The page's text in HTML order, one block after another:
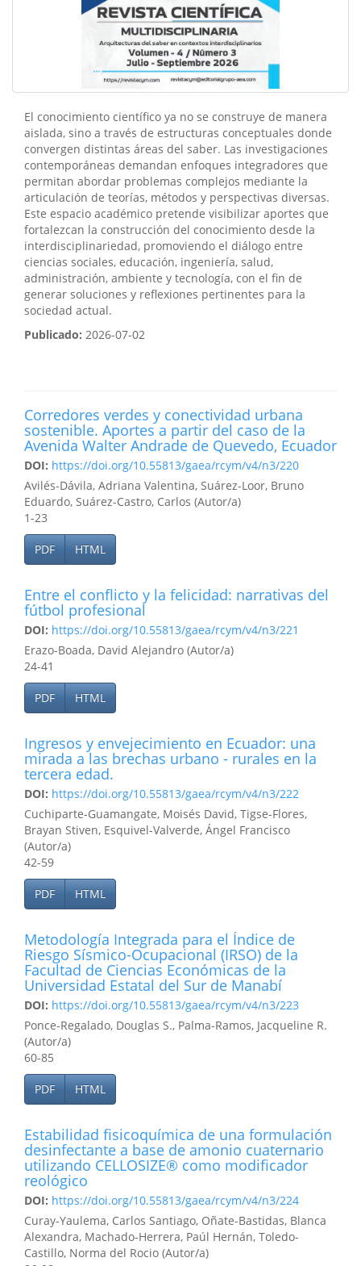
El conocimiento científico ya no se construye de manera
aislada, sino a través de estructuras conceptuales donde
convergen distintas áreas del saber. Las investigaciones
contemporáneas demandan enfoques integradores que
permitan abordar problemas complejos mediante la
articulación de teorías, métodos y perspectivas diversas.
Este espacio académico pretende visibilizar aportes que
fortalezcan la construcción del conocimiento desde la
interdisciplinariedad, promoviendo el diálogo entre
ciencias sociales, educación, ingeniería, salud,
administración, ambiente y tecnología, con el fin de
generar soluciones y reflexiones pertinentes para la
sociedad actual.
Publicado: 2026-07-02
Corredores verdes y conectividad urbana
sostenible. Aportes a partir del caso de la
Avenida Walter Andrade de Quevedo, Ecuador
DOI: https://doi.org/10.55813/gaea/rcym/v4/n3/220
Avilés-Dávila, Adriana Valentina, Suárez-Loor, Bruno
Eduardo, Suárez-Castro, Carlos (Autor/a)
1-23
PDF HTML
Entre el conflicto y la felicidad: narrativas del
fútbol profesional
DOI: https://doi.org/10.55813/gaea/rcym/v4/n3/221
Erazo-Boada, David Alejandro (Autor/a)
24-41
PDF HTML
Ingresos y envejecimiento en Ecuador: una
mirada a las brechas urbano - rurales en la
tercera edad.
DOI: https://doi.org/10.55813/gaea/rcym/v4/n3/222
Cuchiparte-Guamangate, Moisés David, Tigse-Flores,
Brayan Stiven, Esquivel-Valverde, Ángel Francisco
(Autor/a)
42-59
PDF HTML
Metodología Integrada para el Índice de
Riesgo Sísmico-Ocupacional (IRSO) de la
Facultad de Ciencias Económicas de la
Universidad Estatal del Sur de Manabí
DOI: https://doi.org/10.55813/gaea/rcym/v4/n3/223
Ponce-Regalado, Douglas S., Palma-Ramos, Jacqueline R.
(Autor/a)
60-85
PDF HTML
Estabilidad fisicoquímica de una formulación
desinfectante a base de amonio cuaternario
utilizando CELLOSIZE® como modificador
reológico
DOI: https://doi.org/10.55813/gaea/rcym/v4/n3/224
Curay-Yaulema, Carlos Santiago, Oñate-Bastidas, Blanca
Alexandra, Machado-Herrera, Paúl Hernán, Toledo-
Castillo, Norma del Rocio (Autor/a)